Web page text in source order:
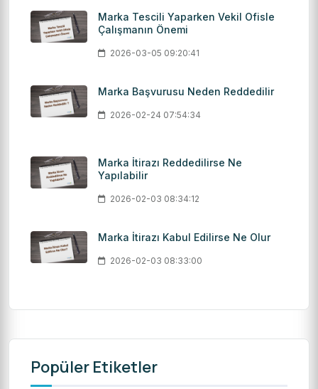
Marka Tescili Yaparken Vekil Ofisle
Çalışmanın Önemi
2026-03-05 09:20:41
Marka Başvurusu Neden Reddedilir
2026-02-24 07:54:34
Marka İtirazı Reddedilirse Ne
Yapılabilir
2026-02-03 08:34:12
Marka İtirazı Kabul Edilirse Ne Olur
2026-02-03 08:33:00
Popüler Etiketler